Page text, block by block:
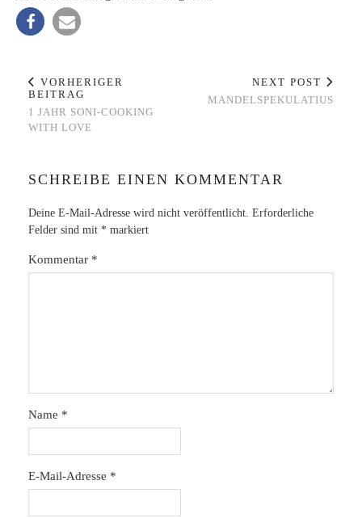
VORHERIGER
BEITRAG
1 JAHR SONI-COOKING
WITH LOVE
NEXT POST
MANDELSPEKULATIUS
SCHREIBE EINEN KOMMENTAR
Deine E-Mail-Adresse wird nicht veröffentlicht. Erforderliche
Felder sind mit * markiert
Kommentar *
Name *
E-Mail-Adresse *